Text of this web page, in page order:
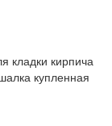
кладки кирпича
купленная